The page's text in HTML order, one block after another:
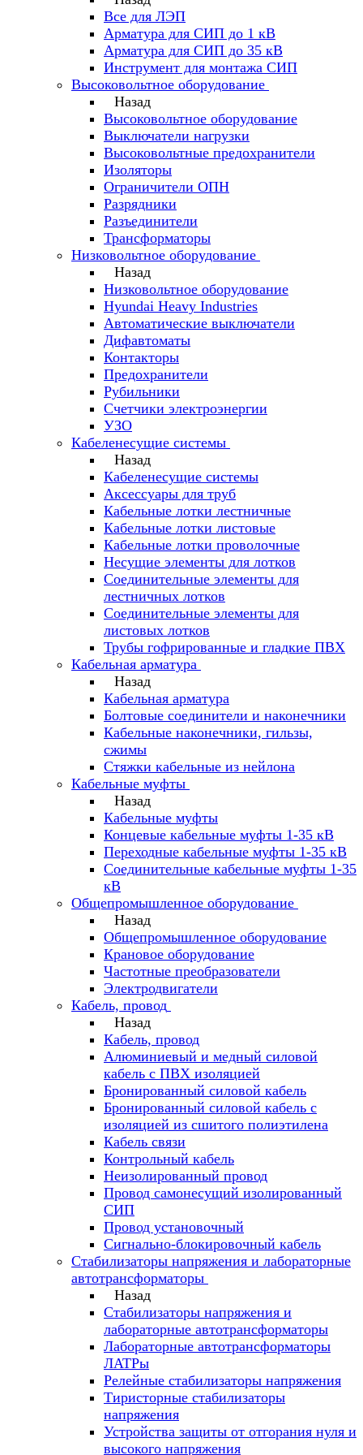
Все для ЛЭП
Арматура для СИП до 1 кВ
Арматура для СИП до 35 кВ
Инструмент для монтажа СИП
Высоковольтное оборудование
Назад
Высоковольтное оборудование
Выключатели нагрузки
Высоковольтные предохранители
Изоляторы
Ограничители ОПН
Разрядники
Разъединители
Трансформаторы
Низковольтное оборудование
Назад
Низковольтное оборудование
Hyundai Heavy Industries
Автоматические выключатели
Дифавтоматы
Контакторы
Предохранители
Рубильники
Счетчики электроэнергии
УЗО
Кабеленесущие системы
Назад
Кабеленесущие системы
Аксессуары для труб
Кабельные лотки лестничные
Кабельные лотки листовые
Кабельные лотки проволочные
Несущие элементы для лотков
Соединительные элементы для
лестничных лотков
Соединительные элементы для
листовых лотков
Трубы гофрированные и гладкие ПВХ
Кабельная арматура
Назад
Кабельная арматура
Болтовые соединители и наконечники
Кабельные наконечники, гильзы,
сжимы
Стяжки кабельные из нейлона
Кабельные муфты
Назад
Кабельные муфты
Концевые кабельные муфты 1-35 кВ
Переходные кабельные муфты 1-35 кВ
Соединительные кабельные муфты 1-35
кВ
Общепромышленное оборудование
Назад
Общепромышленное оборудование
Крановое оборудование
Частотные преобразователи
Электродвигатели
Кабель, провод
Назад
Кабель, провод
Алюминиевый и медный силовой
кабель с ПВХ изоляцией
Бронированный силовой кабель
Бронированный силовой кабель с
изоляцией из сшитого полиэтилена
Кабель связи
Контрольный кабель
Неизолированный провод
Провод самонесущий изолированный
СИП
Провод установочный
Сигнально-блокировочный кабель
Стабилизаторы напряжения и лабораторные
автотрансформаторы
Назад
Стабилизаторы напряжения и
лабораторные автотрансформаторы
Лабораторные автотрансформаторы
ЛАТРы
Релейные стабилизаторы напряжения
Тиристорные стабилизаторы
напряжения
Устройства защиты от отгорания нуля и
высокого напряжения